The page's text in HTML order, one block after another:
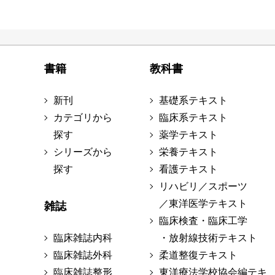
書籍
新刊
カテゴリから
探す
シリーズから
探す
雑誌
臨床雑誌内科
臨床雑誌外科
臨床雑誌整形
教科書
基礎系テキスト
臨床系テキスト
薬学テキスト
栄養テキスト
看護テキスト
リハビリ／スポーツ
／東洋医学テキスト
臨床検査・臨床工学
・放射線技術テキスト
柔道整復テキスト
東洋療法学校協会編テキ